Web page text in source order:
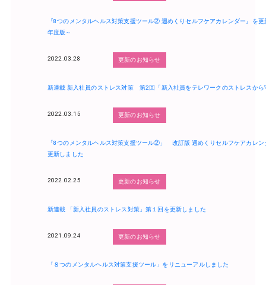
『8つのメンタルヘルス対策支援ツール② 週めくりセルフケアカレンダー』を
年度版～
2022.03.28 更新のお知らせ
新連載 新入社員のストレス対策 第2回「新入社員をテレワークのストレスから
2022.03.15 更新のお知らせ
「8つのメンタルヘルス対策支援ツール②」 改訂版 週めくりセルフケアカレ
更新しました
2022.02.25 更新のお知らせ
新連載 「新入社員のストレス対策」第１回を更新しました
2021.09.24 更新のお知らせ
「８つのメンタルヘルス対策支援ツール」をリニューアルしました